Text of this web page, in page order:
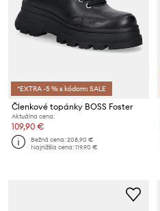
*EXTRA -5 % s kódom: SALE
Členkové topánky BOSS Foster
Aktuálna cena:
109,90 €
Bežná cena:208,90 €
Najnižšia cena:119,90 €